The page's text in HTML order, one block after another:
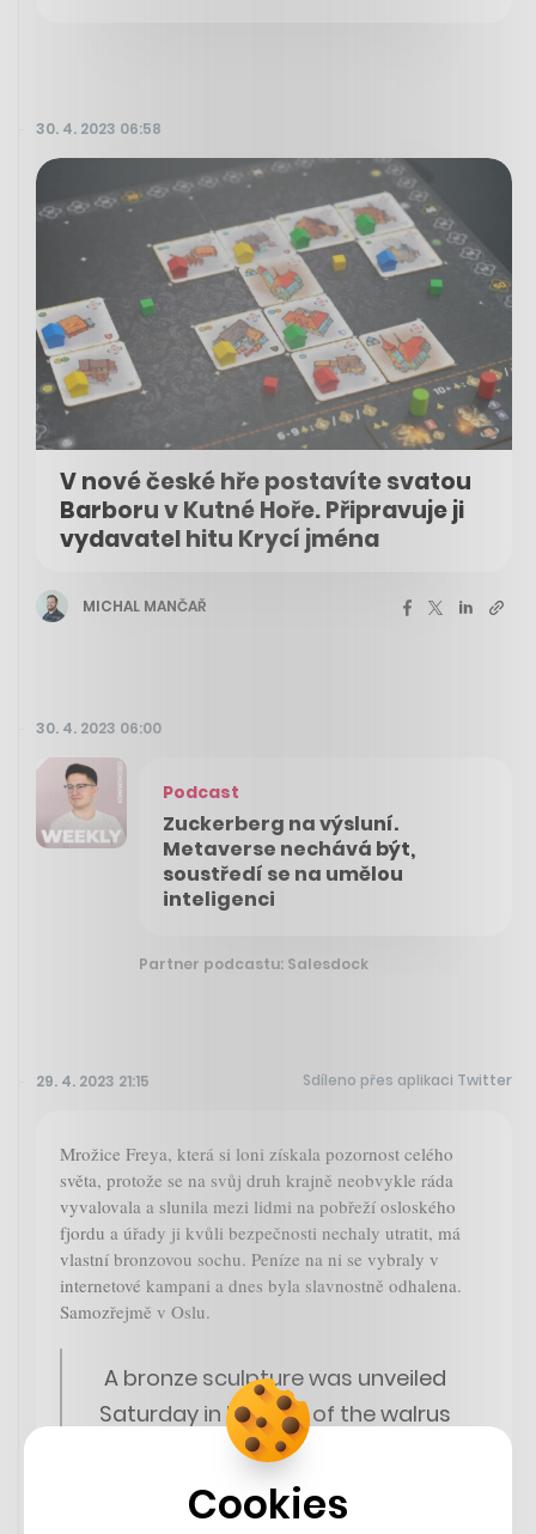
30. 4. 2023 06:58
V nové české hře postavíte svatou
Barboru v Kutné Hoře. Připravuje ji
vydavatel hitu Krycí jména
MICHAL MANČAŘ
30. 4. 2023 06:00
Podcast
Zuckerberg na výsluní.
Metaverse nechává být,
soustředí se na umělou
inteligenci
Partner podcastu: Salesdock
29. 4. 2023 21:15 Sdíleno přes aplikaci Twitter
Mrožice Freya, která si loni získala pozornost celého
světa, protože se na svůj druh krajně neobvykle ráda
vyvalovala a slunila mezi lidmi na pobřeží osloského
fjordu a úřady ji kvůli bezpečnosti nechaly utratit, má
vlastní bronzovou sochu. Peníze na ni se vybraly v
internetové kampani a dnes byla slavnostně odhalena.
Samozřejmě v Oslu.
A bronze sculpture was unveiled
Saturday in Norway of the walrus
Freya who gained global attention
last summer after playfully basking
in the Oslo fjord until officials
Cookies